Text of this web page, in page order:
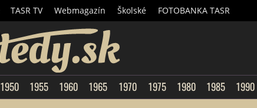
TASR TV Webmagazín Školské FOTOBANKA TASR
1950 1955 1960 1965 1970 1975 1980 1985 1990